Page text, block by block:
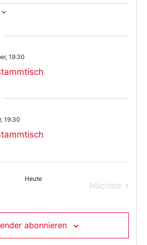
19:30
19:30
Heute
Nächste
abonnieren